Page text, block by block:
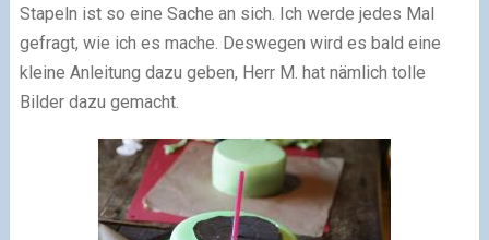
Stapeln ist so eine Sache an sich. Ich werde jedes Mal
gefragt, wie ich es mache. Deswegen wird es bald eine
kleine Anleitung dazu geben, Herr M. hat nämlich tolle
Bilder dazu gemacht.